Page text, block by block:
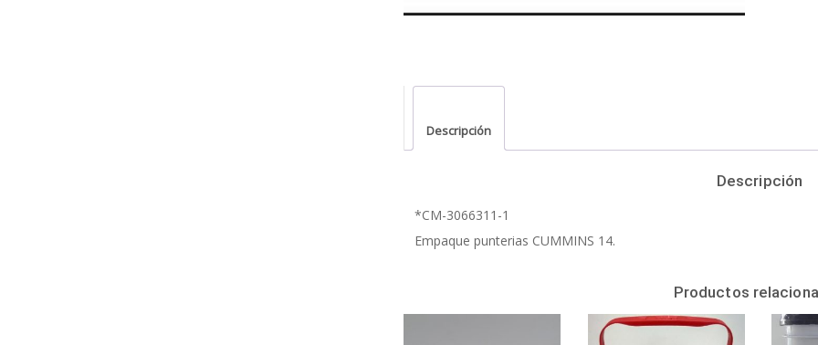
Descripción
Descripción
*CM-3066311-1
Empaque punterias CUMMINS 14.
Productos